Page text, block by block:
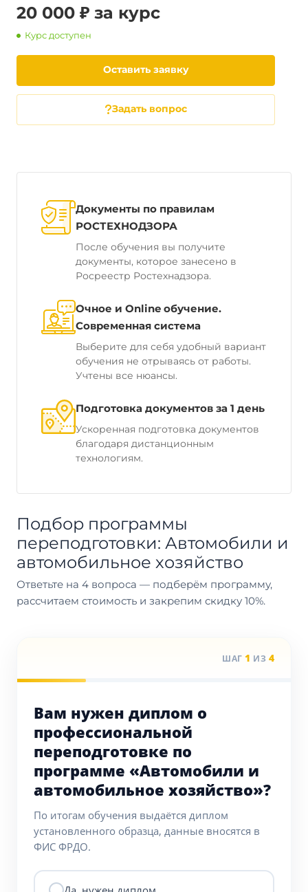
20 000 ₽ за курс
Курс доступен
Оставить заявку
Задать вопрос
Документы по правилам
РОСТЕХНОДЗОРА
После обучения вы получите
документы, которое занесено в
Росреестр Ростехнадзора.
Очное и Online обучение.
Современная система
Выберите для себя удобный вариант
обучения не отрываясь от работы.
Учтены все нюансы.
Подготовка документов за 1 день
Ускоренная подготовка документов
благодаря дистанционным
технологиям.
Подбор программы
переподготовки: Автомобили и
автомобильное хозяйство
Ответьте на 4 вопроса — подберём программу,
рассчитаем стоимость и закрепим скидку 10%.
ШАГ 1 ИЗ 4
Вам нужен диплом о
профессиональной
переподготовке по
программе «Автомобили и
автомобильное хозяйство»?
По итогам обучения выдаётся диплом
установленного образца, данные вносятся в
ФИС ФРДО.